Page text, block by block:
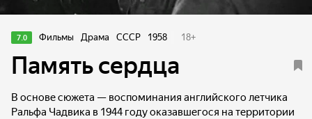
7.0 Фильмы Драма СССР 1958 18+
Память сердца
В основе сюжета — воспоминания английского летчика
Ральфа Чадвика в 1944 году оказавшегося на территории